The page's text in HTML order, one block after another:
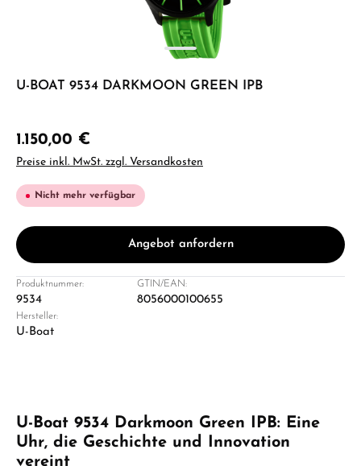
U-BOAT 9534 DARKMOON GREEN IPB
1.150,00 €
Preise inkl. MwSt. zzgl. Versandkosten
Nicht mehr verfügbar
Angebot anfordern
Produktnummer:
9534
GTIN/EAN:
8056000100655
Hersteller:
U-Boat
U-Boat 9534 Darkmoon Green IPB: Eine
Uhr, die Geschichte und Innovation
vereint